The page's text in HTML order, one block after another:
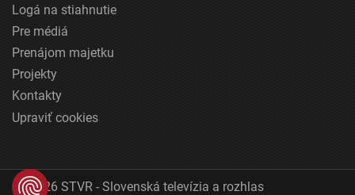
Logá na stiahnutie
Pre médiá
Prenájom majetku
Projekty
Kontakty
Upraviť cookies
© 2026 STVR - Slovenská televízia a rozhlas